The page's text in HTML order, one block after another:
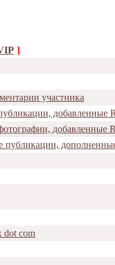
]
участника
добавленные
добавленные
публикации,
dot com